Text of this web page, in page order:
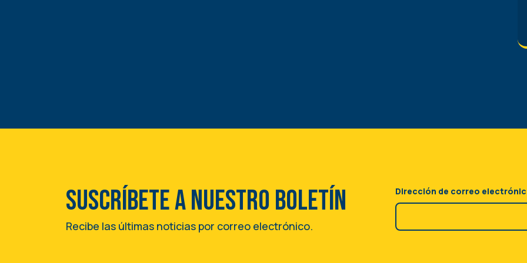
Suscríbete a nuestro boletín
Recibe las últimas noticias por correo electrónico.
Dirección de correo